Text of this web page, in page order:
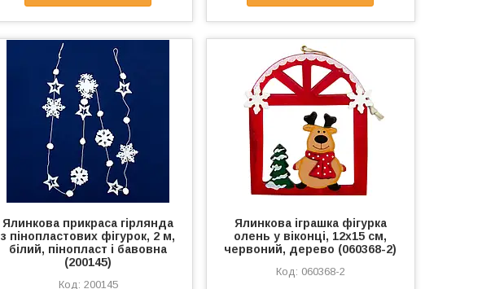
Ялинкова прикраса гірлянда
з пінопластових фігурок, 2 м,
білий, пінопласт і бавовна
(200145)
200145
Ялинкова іграшка фігурка
олень у віконці, 12х15 см,
червоний, дерево (060368-2)
060368-2